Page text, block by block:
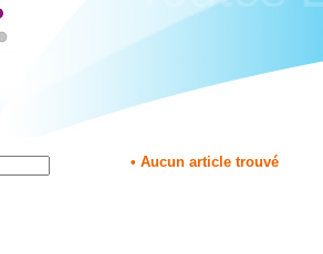
• Aucun article trouvé